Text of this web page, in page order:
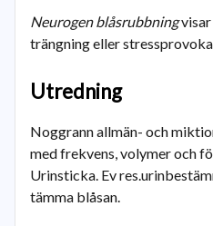
Neurogen blåsrubbningvisar
trängning eller
Utredning
Noggrann allmän- och
med frekvens, volymer och
Urinsticka. Ev
tämma blåsan.